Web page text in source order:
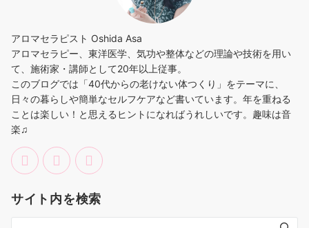
アロマセラピスト Oshida Asa
アロマセラピー、東洋医学、気功や整体などの理論や技術を用い
て、施術家・講師として20年以上従事。
このブログでは「40代からの老けない体つくり」をテーマに、
日々の暮らしや簡単なセルフケアなど書いています。年を重ねる
ことは楽しい！と思えるヒントになればうれしいです。趣味は音
楽♫
サイト内を検索